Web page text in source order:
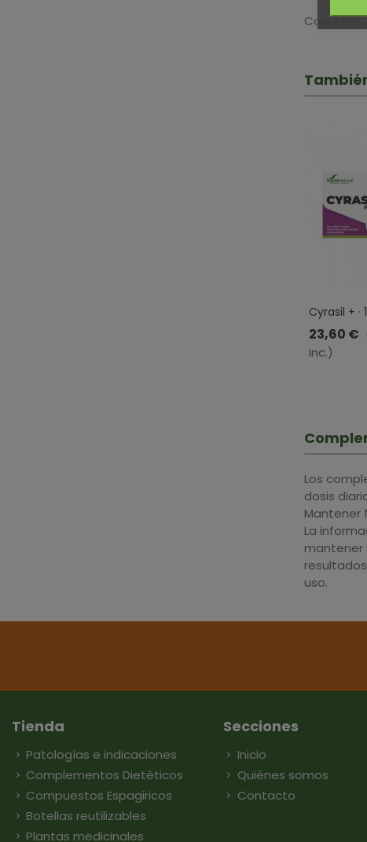
Cantidad:
Cyrasil + ·
Natural
23,60 €
inc.)
Los
dosis
Mantener
La
mantener
uso.
Tienda
Patologías e indicaciones
Complementos Dietéticos
Compuestos Espagiricos
Botellas reutilizables
Plantas medicinales
Secciones
Inicio
Quiénes somos
Contacto